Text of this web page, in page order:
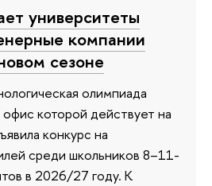
университеты
компании
сезоне
олимпиада
которой действует на
конкурс на
среди школьников 8–11-
в 2026/27 году. К